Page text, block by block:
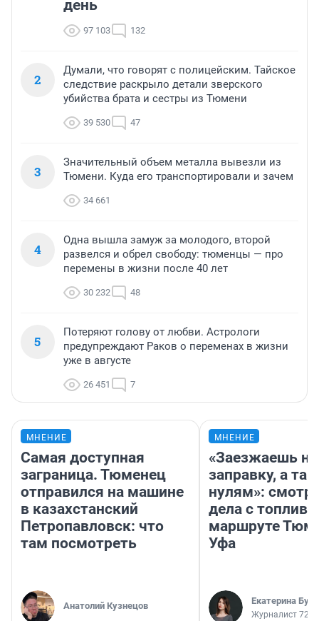
день
97 103 132
2
Думали, что говорят с полицейским. Тайское
следствие раскрыло детали зверского
убийства брата и сестры из Тюмени
39 530 47
3
Значительный объем металла вывезли из
Тюмени. Куда его транспортировали и зачем
34 661
4
Одна вышла замуж за молодого, второй
развелся и обрел свободу: тюменцы — про
перемены в жизни после 40 лет
30 232 48
5
Потеряют голову от любви. Астрологи
предупреждают Раков о переменах в жизни
уже в августе
26 451 7
МНЕНИЕ
Самая доступная
заграница. Тюменец
отправился на машине
в казахстанский
Петропавловск: что
там посмотреть
Анатолий Кузнецов
МНЕНИЕ
«Заезжаешь на
заправку, а
нулям»:
дела с
маршруте
Уфа
Екатерина
Журналист